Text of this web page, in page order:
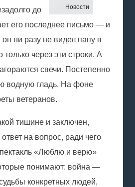
Новости
до
его последнее письмо — и
он ни разу не видел папу в
только через эти строки. А
свечи. Постепенно
водную гладь. На фоне
ветеранов.
тишине и заключен,
на вопрос, ради чего
«Люблю и верю»
понимают: война —
конкретных людей,